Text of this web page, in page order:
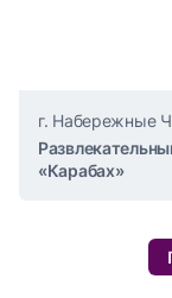
г. Набережные
«Карабах»